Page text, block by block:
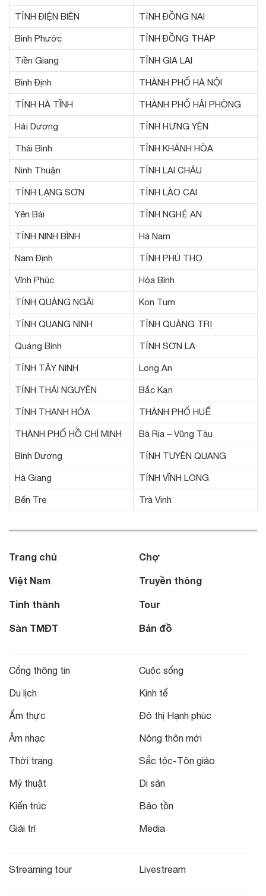
TỈNH ĐIỆN BIÊN TỉNH ĐỒNG NAI
Bình Phước TỈNH ĐỒNG THÁP
Tiền Giang TỈNH GIA LAI
Bình Định THÀNH PHỐ HÀ NỘI
TỈNH HÀ TĨNH THÀNH PHỐ HẢI PHÒNG
Hải Dương TỈNH HƯNG YÊN
Thái Bình TỈNH KHÁNH HÒA
Ninh Thuận TỈNH LAI CHÂU
TỈNH LẠNG SƠN TỈNH LÀO CAI
Yên Bái TỈNH NGHỆ AN
TỈNH NINH BÌNH Hà Nam
Nam Định TỈNH PHÚ THỌ
Vĩnh Phúc Hòa Bình
TỈNH QUẢNG NGÃI Kon Tum
TỈNH QUANG NINH TỈNH QUẢNG TRỊ
Quảng Bình TỈNH SƠN LA
TỈNH TÂY NINH Long An
TỈNH THÁI NGUYÊN Bắc Kạn
TỈNH THANH HÓA THÀNH PHỐ HUẾ
THÀNH PHỐ HỒ CHÍ MINH Bà Rịa – Vũng Tàu
Bình Dương TỈNH TUYÊN QUANG
Hà Giang TỈNH VĨNH LONG
Bến Tre Trà Vinh
Trang chủ
Việt Nam
Tỉnh thành
Sàn TMĐT
Chợ
Truyền thông
Tour
Bản đồ
Cổng thông tin
Du lịch
Ẩm thực
Âm nhạc
Thời trang
Mỹ thuật
Kiến trúc
Giải trí
Cuộc sống
Kinh tế
Đô thị Hạnh phúc
Nông thôn mới
Sắc tộc-Tôn giáo
Di sản
Bảo tồn
Media
Streaming tour Livestream